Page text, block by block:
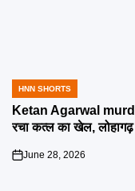
POSTED
IN
HNN SHORTS
Ketan Agarwal
रचा कत्ल का खेल,
on
June 28, 2026